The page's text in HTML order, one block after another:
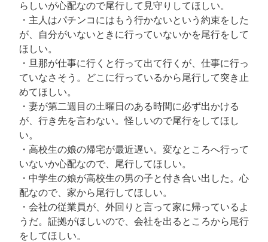
らしいが心配なので尾行して見守りしてほしい。
・主人はパチンコにはもう行かないという約束をした
が、自分がいないときに行っていないかを尾行をして
ほしい。
・旦那が仕事に行くと行って出て行くが、仕事に行っ
ていなさそう。どこに行っているから尾行して突き止
めてほしい。
・妻が第二週目の土曜日のある時間に必ず出かける
が、行き先を言わない。怪しいので尾行をしてほし
い。
・高校生の娘の帰宅が最近遅い。変なところへ行って
いないか心配なので、尾行してほしい。
・中学生の娘が高校生の男の子と付き合い出した。心
配なので、家から尾行してほしい。
・会社の従業員が、外回りと言って家に帰っているよ
うだ。証拠がほしいので、会社を出るところから尾行
をしてほしい。